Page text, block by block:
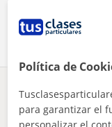
¿Hay algún
Política de
para garantizar el
personalizar el